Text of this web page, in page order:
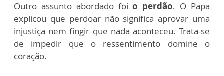
Outro assunto abordado foio perdão. O Papa
explicou que perdoar não significa aprovar uma
injustiça nem fingir que nada aconteceu. Trata-se
de impedir que o ressentimento domine o
coração.